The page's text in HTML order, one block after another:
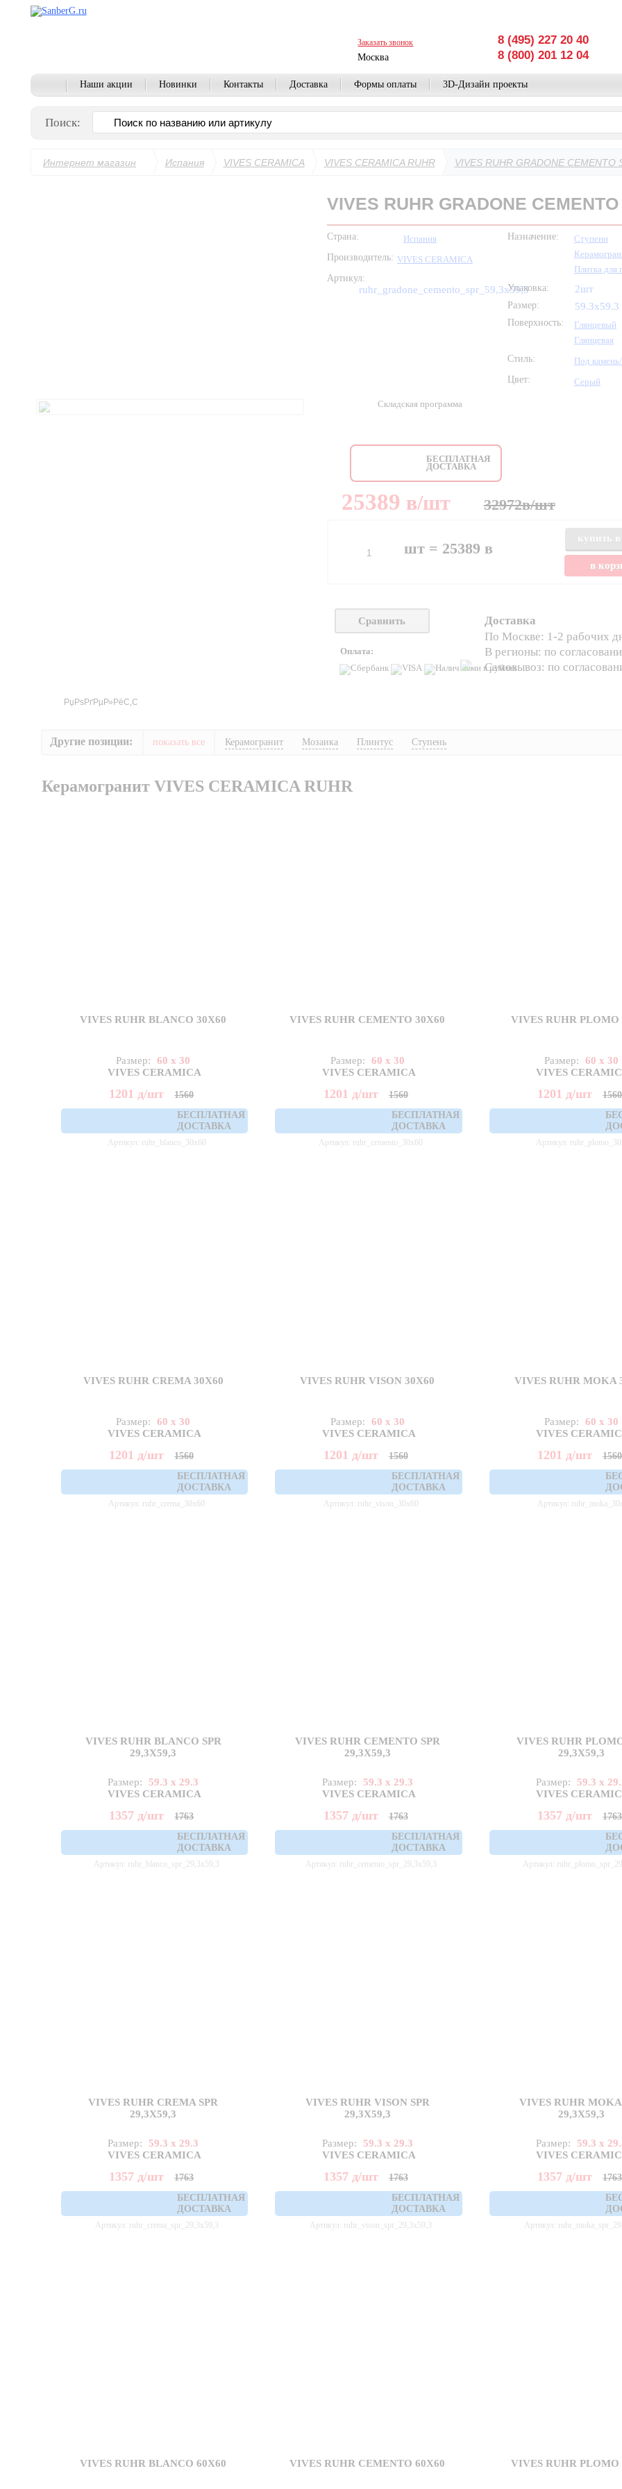
Заказать звонок
Москва
8 (495) 227 20 40
8 (800) 201 12 04
Наши акции Новинки Контакты Доставка Формы оплаты 3D-Дизайн проекты
Поиск:
Интернет магазин Испания VIVES CERAMICA VIVES CERAMICA RUHR VIVES RUHR GRADONE CEMENTO
VIVES RUHR GRADONE
Страна:
Испания
Производитель: VIVES CERAMICA
Артикул:
ruhr_gradone_cemento_spr_59,3x59,3
Назначение:
Ступени
Плитка для
Упаковка:
2шт
Размер: 59.3x59.3
Поверхность:
Глянцевый
Глянцевая
Стиль:
Под
Цвет:
Серый
Складская программа
БЕСПЛАТНАЯ
ДОСТАВКА
25389 в/шт 32972в/шт
шт = 25389 в
купить
в
Сравнить
Оплата:
Доставка
По Москве: 1-2 рабочих
В регионы: по
Самовывоз: по
Другие позиции: показать все Керамогранит Мозаика Плинтус Ступень
Керамогранит VIVES CERAMICA RUHR
VIVES RUHR BLANCO 30X60
Размер:
60 x 30
VIVES CERAMICA
1201 д/шт
1560
БЕСПЛАТНАЯ
ДОСТАВКА
Артикул: ruhr_blanco_30x60
VIVES RUHR CEMENTO 30X60
Размер:
60 x 30
VIVES CERAMICA
1201 д/шт
1560
БЕСПЛАТНАЯ
ДОСТАВКА
Артикул: ruhr_cemento_30x60
VIVES RUHR PLOMO
Размер:
60 x 30
VIVES
1201 д/шт
1560
Артикул:
VIVES RUHR CREMA 30X60
Размер:
60 x 30
VIVES CERAMICA
1201 д/шт
1560
БЕСПЛАТНАЯ
ДОСТАВКА
Артикул: ruhr_crema_30x60
VIVES RUHR VISON 30X60
Размер:
60 x 30
VIVES CERAMICA
1201 д/шт
1560
БЕСПЛАТНАЯ
ДОСТАВКА
Артикул: ruhr_vison_30x60
VIVES RUHR MOKA
Размер:
60 x 30
VIVES
1201 д/шт
1560
Артикул:
VIVES RUHR BLANCO SPR
29,3X59,3
Размер:
59.3 x 29.3
VIVES CERAMICA
1357д/шт
1763
БЕСПЛАТНАЯ
ДОСТАВКА
Артикул: ruhr_blanco_spr_29,3x59,3
VIVES RUHR CEMENTO SPR
29,3X59,3
Размер:
59.3 x 29.3
VIVES CERAMICA
1357 д/шт
1763
БЕСПЛАТНАЯ
ДОСТАВКА
Артикул: ruhr_cemento_spr_29,3x59,3
VIVES RUHR
29,3X59,3
Размер:
59.3 x
VIVES
1357д/шт
1763
Артикул:
VIVES RUHR CREMA SPR
29,3X59,3
Размер:
59.3 x 29.3
VIVES CERAMICA
1357д/шт
1763
БЕСПЛАТНАЯ
ДОСТАВКА
Артикул: ruhr_crema_spr_29,3x59,3
VIVES RUHR VISON SPR
29,3X59,3
Размер:
59.3 x 29.3
VIVES CERAMICA
1357 д/шт
1763
БЕСПЛАТНАЯ
ДОСТАВКА
Артикул: ruhr_vison_spr_29,3x59,3
VIVES RUHR MOKA
29,3X59,3
Размер:
59.3 x
VIVES
1357д/шт
1763
Артикул:
VIVES RUHR BLANCO 60X60 VIVES RUHR CEMENTO 60X60 VIVES RUHR PLOMO